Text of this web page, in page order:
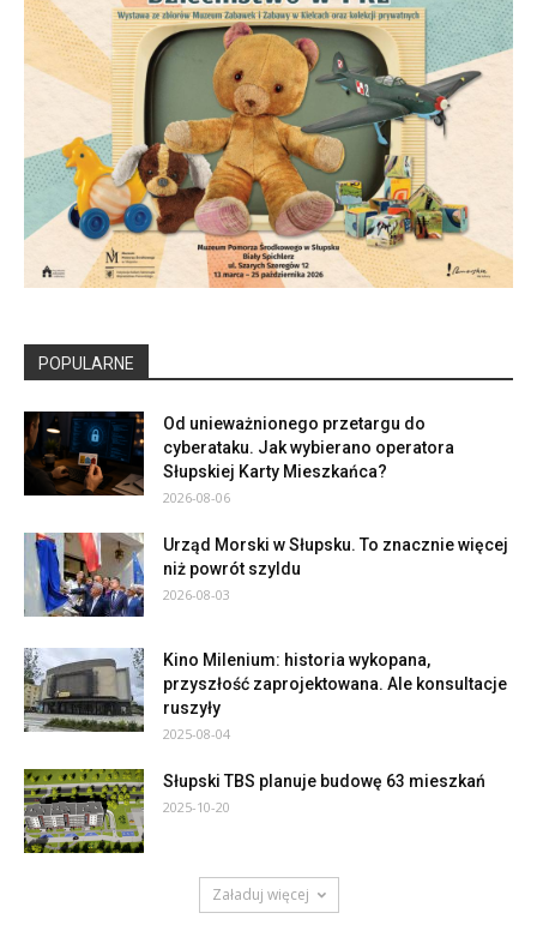
POPULARNE
Od unieważnionego przetargu do
cyberataku. Jak wybierano operatora
Słupskiej Karty Mieszkańca?
2026-08-06
Urząd Morski w Słupsku. To znacznie więcej
niż powrót szyldu
2026-08-03
Kino Milenium: historia wykopana,
przyszłość zaprojektowana. Ale konsultacje
ruszyły
2025-08-04
Słupski TBS planuje budowę 63 mieszkań
2025-10-20
Załaduj więcej